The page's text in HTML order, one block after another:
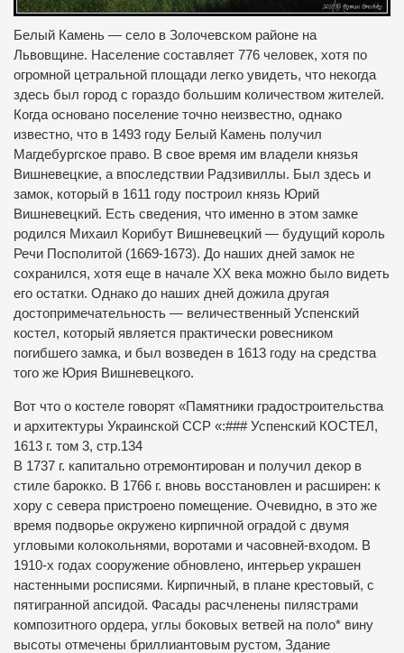
Белый Камень — село в Золочевском районе на
Львовщине. Население составляет 776 человек, хотя по
огромной цетральной площади легко увидеть, что некогда
здесь был город с гораздо большим количеством жителей.
Когда основано поселение точно неизвестно, однако
известно, что в 1493 году Белый Камень получил
Магдебургское право. В свое время им владели князья
Вишневецкие, а впоследствии Радзивиллы. Был здесь и
замок, который в 1611 году построил князь Юрий
Вишневецкий. Есть сведения, что именно в этом замке
родился Михаил Корибут Вишневецкий — будущий король
Речи Посполитой (1669-1673). До наших дней замок не
сохранился, хотя еще в начале ХХ века можно было видеть
его остатки. Однако до наших дней дожила другая
достопримечательность — величественный Успенский
костел, который является практически ровесником
погибшего замка, и был возведен в 1613 году на средства
того же Юрия Вишневецкого.
Вот что о костеле говорят «Памятники градостроительства
и архитектуры Украинской ССР «:### Успенский КОСТЕЛ,
1613 г. том 3, стр.134
В 1737 г. капитально отремонтирован и получил декор в
стиле барокко. В 1766 г. вновь восстановлен и расширен: к
хору с севера пристроено помещение. Очевидно, в это же
время подворье окружено кирпичной оградой с двумя
угловыми колокольнями, воротами и часовней-входом. В
1910-х годах сооружение обновлено, интерьер украшен
настенными росписями. Кирпичный, в плане крестовый, с
пятигранной апсидой. Фасады расчленены пилястрами
композитного ордера, углы боковых ветвей на поло* вину
высоты отмечены бриллиантовым рустом, Здание